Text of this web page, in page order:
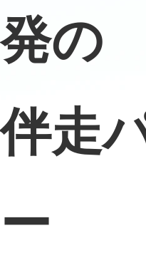
発の
伴走
ー